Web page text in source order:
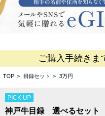
ご購入手続き
TOP > 目録セット > 3万円
PICK UP
神戸牛目録 選べるセット